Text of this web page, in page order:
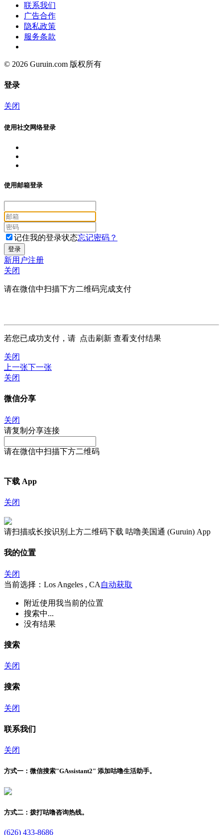
联系我们
广告合作
隐私政策
服务条款
© 2026 Guruin.com 版权所有
登录
关闭
使用社交网络登录
使用邮箱登录
记住我的登录状态忘记密码？
新用户注册
关闭
请在微信中扫描下方二维码完成支付
若您已成功支付，请 点击刷新 查看支付结果
关闭
上一张下一张
关闭
微信分享
关闭
请复制分享连接
请在微信中扫描下方二维码
下载 App
关闭
请扫描或长按识别上方二维码下载 咕噜美国通 (Guruin) App
我的位置
关闭
当前选择：Los Angeles , CA 自动获取
附近使用我当前的位置
搜索中...
没有结果
搜索
关闭
搜索
关闭
联系我们
关闭
方式一： 微信搜索"GAssistant2" 添加咕噜生活助手。
方式二： 拨打咕噜咨询热线。
(626) 433-8686